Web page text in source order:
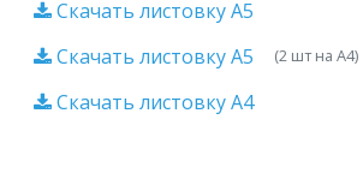
Скачать листовку A5
Скачать листовку A5
(2 шт на A4)
Скачать листовку A4